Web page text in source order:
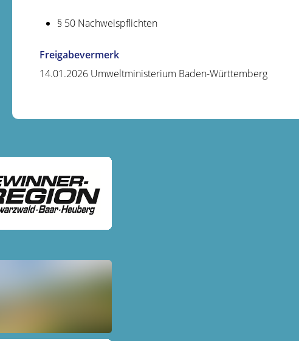
§ 50 Nachweispflichten
Freigabevermerk
14.01.2026 Umweltministerium Baden-Württemberg